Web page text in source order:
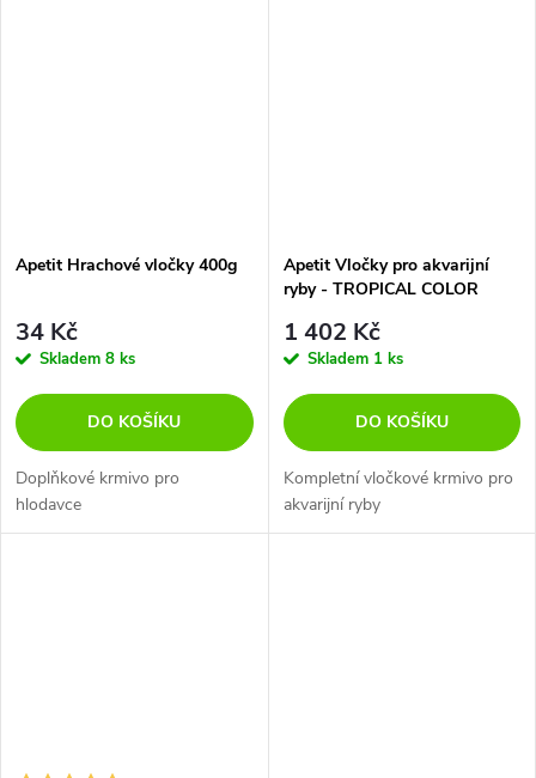
Apetit Hrachové vločky 400g
34 Kč
Skladem 8 ks
DO KOŠÍKU
Doplňkové krmivo pro
hlodavce
Apetit Vločky pro akvarijní
ryby - TROPICAL COLOR
1 402 Kč
Skladem 1 ks
DO KOŠÍKU
Kompletní vločkové krmivo pro
akvarijní ryby